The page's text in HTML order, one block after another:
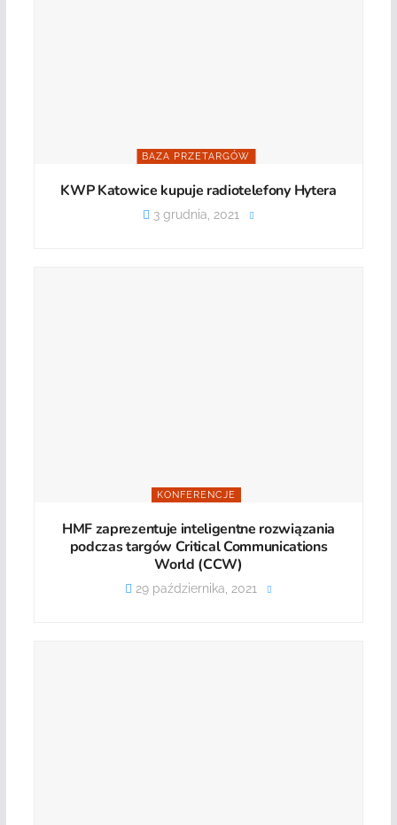
BAZA PRZETARGÓW
KWP Katowice kupuje radiotelefony Hytera
3 grudnia, 2021
KONFERENCJE
HMF zaprezentuje inteligentne rozwiązania
podczas targów Critical Communications
World (CCW)
29 października, 2021